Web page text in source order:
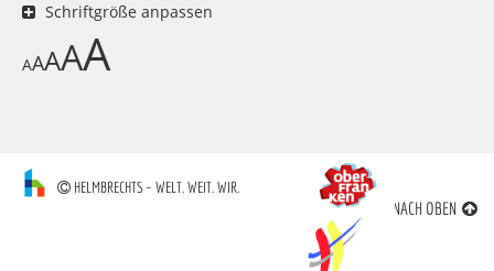
Schriftgröße anpassen
AAAAA
HELMBRECHTS – WELT. WEIT. WIR.
NACH OBEN